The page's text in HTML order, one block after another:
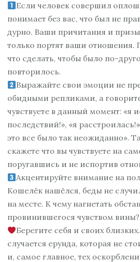
Если человек совершил
понимает без вас, что был не
дурно. Ваши причитания и
только портят ваши отношения.
что сделать, чтобы было по-
повторилось.
Выражайте свои эмоции не
обидными репликами, а
чувствуете в данный момент: «я
последствий!», «я
это все было так неожиданно».
скажете что вы чувствуете на
поругавшись и не испортив
Акцентируйте внимание на
Кошелёк нашёлся, беды не
на месте. К чему нагнетать
провинившегося чувством вины?
Берегите себя и своих
случается ерунда, которая не
и, самое главное, тех